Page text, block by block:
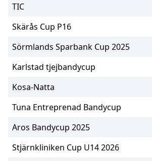
TIC
Skärås Cup P16
Sörmlands Sparbank Cup 2025
Karlstad tjejbandycup
Kosa-Natta
Tuna Entreprenad Bandycup
Aros Bandycup 2025
Stjärnkliniken Cup U14 2026